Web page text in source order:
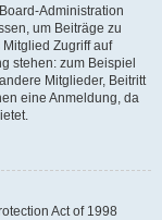
Administration
um Beiträge zu
Zugriff auf
stehen: zum Beispiel
Mitglieder, Beitritt
eine Anmeldung, da
Act of 1998